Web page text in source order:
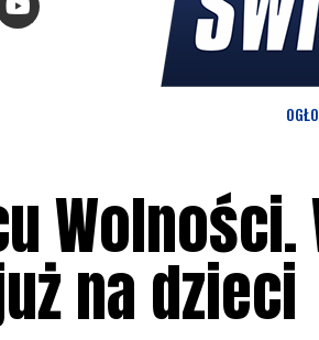
na dzieci